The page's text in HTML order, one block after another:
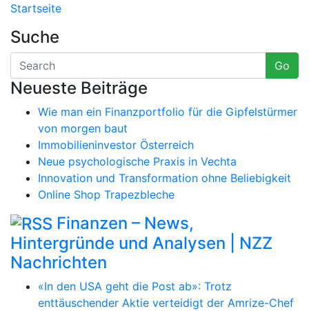
Startseite
Suche
Go
Neueste Beiträge
Wie man ein Finanzportfolio für die Gipfelstürmer
von morgen baut
Immobilieninvestor Österreich
Neue psychologische Praxis in Vechta
Innovation und Transformation ohne Beliebigkeit
Online Shop Trapezbleche
Finanzen – News,
Hintergründe und Analysen | NZZ
Nachrichten
«In den USA geht die Post ab»: Trotz
enttäuschender Aktie verteidigt der Amrize-Chef